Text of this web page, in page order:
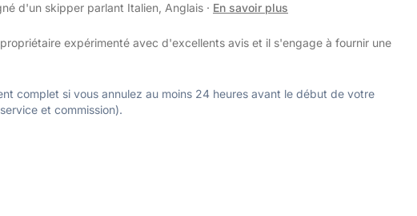
d'un skipper parlant Italien, Anglais · En savoir plus
expérimenté avec d'excellents avis et il s'engage à fournir une
complet si vous annulez au moins 24 heures avant le début de votre
et commission).